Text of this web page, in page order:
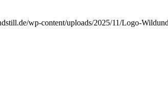
wp-content/uploads/2025/11/Logo-